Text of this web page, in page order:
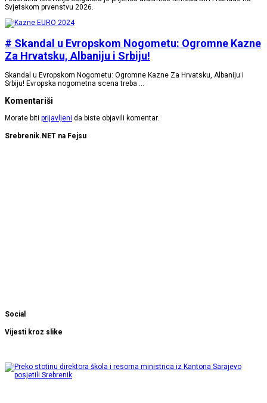
Svjetskom prvenstvu 2026.
# Skandal u Evropskom Nogometu: Ogromne Kazne
Za Hrvatsku, Albaniju i Srbiju!
Skandal u Evropskom Nogometu: Ogromne Kazne Za Hrvatsku, Albaniju i
Srbiju! Evropska nogometna scena treba …
Komentariši
Morate biti prijavljeni da biste objavili komentar.
Srebrenik.NET na Fejsu
Social
Vijesti kroz slike